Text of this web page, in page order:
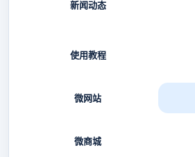
新闻动态
使用教程
微网站
微商城